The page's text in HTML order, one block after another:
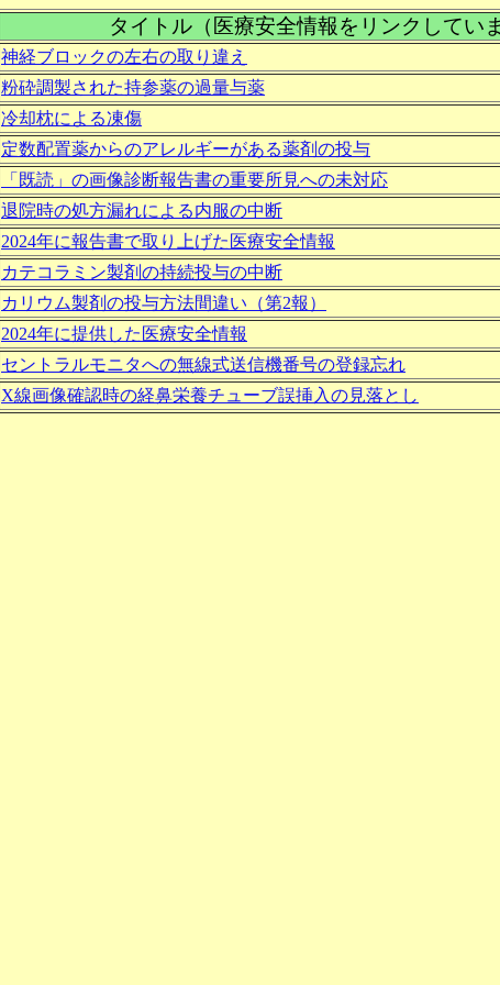
タイトル（医療安全情報をリンクしてい
神経ブロックの左右の取り違え
粉砕調製された持参薬の過量与薬
冷却枕による凍傷
定数配置薬からのアレルギーがある薬剤の投与
「既読」の画像診断報告書の重要所見への未対応
退院時の処方漏れによる内服の中断
2024年に報告書で取り上げた医療安全情報
カテコラミン製剤の持続投与の中断
カリウム製剤の投与方法間違い（第2報）
2024年に提供した医療安全情報
セントラルモニタへの無線式送信機番号の登録忘れ
X線画像確認時の経鼻栄養チューブ誤挿入の見落とし